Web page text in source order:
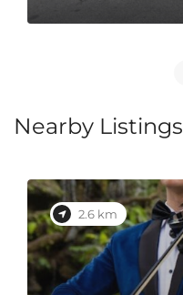
Nearby Listings
2.6 km